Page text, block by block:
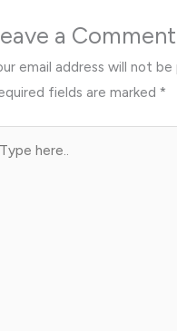
a Comment
email address will not be
fields are marked *